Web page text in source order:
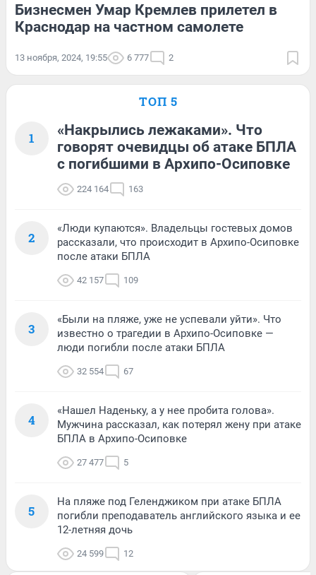
Бизнесмен Умар Кремлев прилетел в
Краснодар на частном самолете
13 ноября, 2024, 19:55 6 777 2
ТОП 5
1
«Накрылись лежаками». Что
говорят очевидцы об атаке БПЛА
с погибшими в Архипо-Осиповке
224 164 163
2
«Люди купаются». Владельцы гостевых домов
рассказали, что происходит в Архипо-Осиповке
после атаки БПЛА
42 157 109
3
«Были на пляже, уже не успевали уйти». Что
известно о трагедии в Архипо-Осиповке —
люди погибли после атаки БПЛА
32 554 67
4
«Нашел Наденьку, а у нее пробита голова».
Мужчина рассказал, как потерял жену при атаке
БПЛА в Архипо-Осиповке
27 477 5
5
На пляже под Геленджиком при атаке БПЛА
погибли преподаватель английского языка и ее
12-летняя дочь
24 599 12